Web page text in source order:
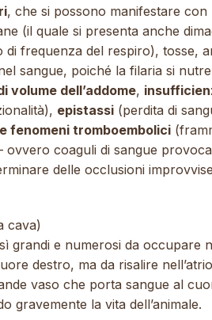
, che si possono manifestare con
(il quale si presenta anche
di frequenza del respiro), tosse,
sangue, poiché la filaria si
volume dell’addome,
epistassi (perdita di
fenomeni tromboembolici
ovvero coaguli di sangue
delle occlusioni
cava)
grandi e numerosi da occupare
destro, ma da risalire nell’atrio
vaso che porta sangue al
gravemente la vita dell’animale.